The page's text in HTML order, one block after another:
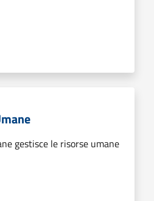
gestisce le risorse umane